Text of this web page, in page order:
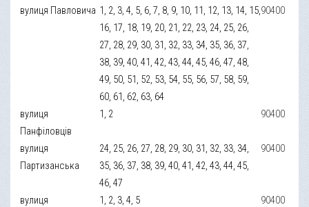
вулиця Павловича 1, 2, 3, 4, 5, 6, 7, 8, 9, 10, 11, 12, 13, 14, 15,
16, 17, 18, 19, 20, 21, 22, 23, 24, 25, 26,
27, 28, 29, 30, 31, 32, 33, 34, 35, 36, 37,
38, 39, 40, 41, 42, 43, 44, 45, 46, 47, 48,
49, 50, 51, 52, 53, 54, 55, 56, 57, 58, 59,
60, 61, 62, 63, 64
90400
вулиця
Панфіловців
1, 2 90400
вулиця
Партизанська
24, 25, 26, 27, 28, 29, 30, 31, 32, 33, 34,
35, 36, 37, 38, 39, 40, 41, 42, 43, 44, 45,
46, 47
90400
вулиця
1, 2, 3, 4, 5 90400